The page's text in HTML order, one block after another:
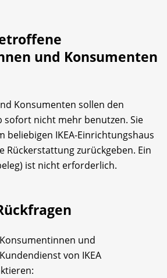
und Konsumenten
Konsumenten sollen den
sofort nicht mehr benutzen. Sie
beliebigen IKEA-Einrichtungshaus
Rückerstattung zurückgeben. Ein
ist nicht erforderlich.
und
von IKEA